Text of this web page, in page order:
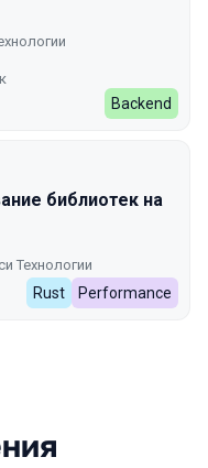
Backend
библиотек на
Технологии
Rust Performance